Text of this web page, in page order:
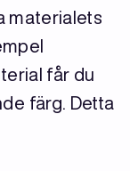
materialets
får du
färg. Detta